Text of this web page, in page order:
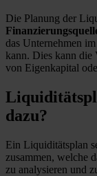
Die Planung der
das Unternehmen
kann. Dies kann
von Eigenkapital
dazu?
Ein Liquiditätsplan
zusammen, welche
zu analysieren und